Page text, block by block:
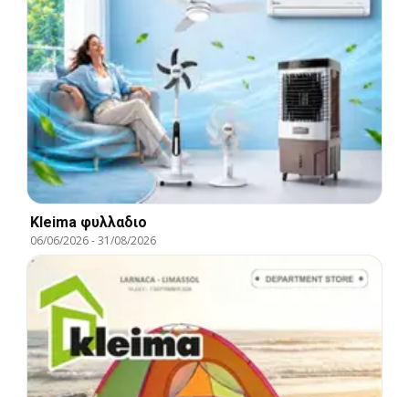
Kleima φυλλαδιο
06/06/2026-31/08/2026